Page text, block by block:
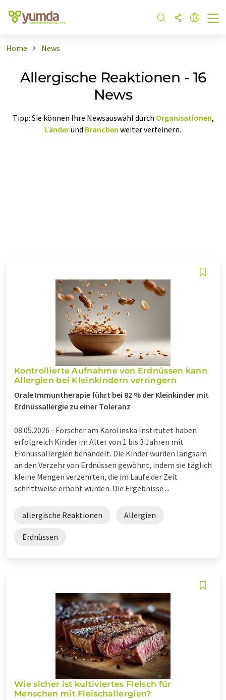
Home News
Allergische Reaktionen - 16
News
Tipp: Sie können Ihre Newsauswahl durch Organisationen,
Länderund Branchen weiter verfeinern.
Kontrollierte Aufnahme von Erdnüssen kann
Allergien bei Kleinkindern verringern
Orale Immuntherapie führt bei 82 % der Kleinkinder mit
Erdnussallergie zu einer Toleranz
08.05.2026 - Forscher am Karolinska Institutet haben
erfolgreich Kinder im Alter von 1 bis 3 Jahren mit
Erdnussallergien behandelt. Die Kinder wurden langsam
an den Verzehr von Erdnüssen gewöhnt, indem sie täglich
kleine Mengen verzehrten, die im Laufe der Zeit
schrittweise erhöht wurden. Die Ergebnisse ...
allergische Reaktionen Allergien
Erdnüssen
Wie sicher ist kultiviertes Fleisch für
Menschen mit Fleischallergien?